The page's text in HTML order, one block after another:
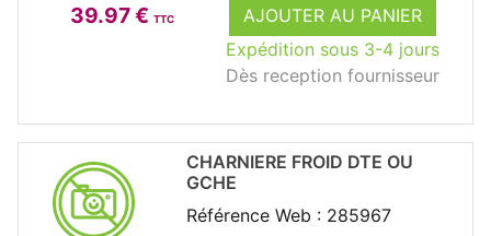
39.97 € TTC
AJOUTER AU PANIER
Expédition sous 3-4 jours
Dès reception fournisseur
CHARNIERE FROID DTE OU
GCHE
Référence Web : 285967